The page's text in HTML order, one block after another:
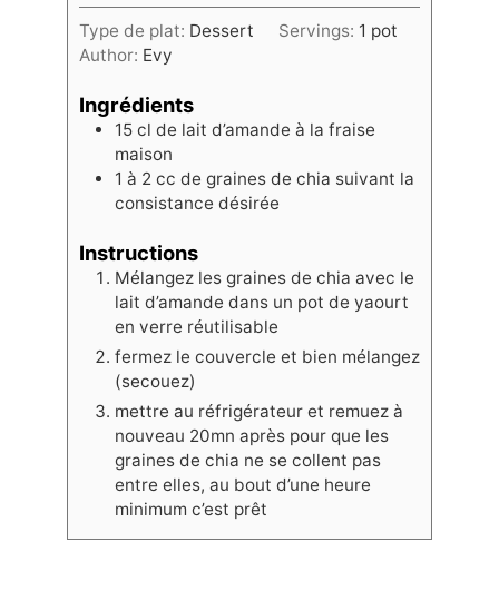
Type de plat: Dessert Servings: 1 pot
Author: Evy
Ingrédients
15 cl de lait d’amande à la fraise
maison
1 à 2 cc de graines de chia suivant la
consistance désirée
Instructions
Mélangez les graines de chia avec le
lait d’amande dans un pot de yaourt
en verre réutilisable
fermez le couvercle et bien mélangez
(secouez)
mettre au réfrigérateur et remuez à
nouveau 20mn après pour que les
graines de chia ne se collent pas
entre elles, au bout d’une heure
minimum c’est prêt